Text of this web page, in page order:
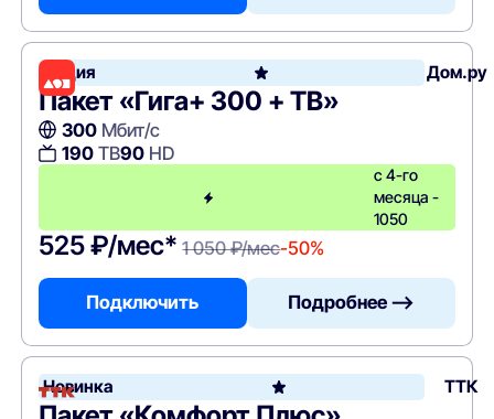
Акция Дом.ру
Пакет «Гига+ 300 + ТВ»
300Мбит/с
190ТВ90HD
с 4-го
месяца -
1050
525 ₽/мес* 1 050 ₽/мес-50%
Подключить Подробнее —>
Новинка ТТК